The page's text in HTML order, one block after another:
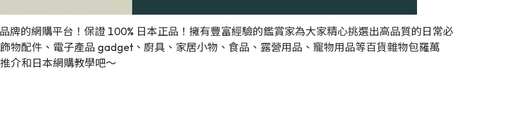
牌的網購平台！保證 100% 日本正品！擁有豐富經驗的鑑賞家為大家精心挑選出高品質的日常必
物配件、電子產品 gadget、廚具、家居小物、食品、露營用品、寵物用品等百貨雜物包羅萬
介和日本網購教學吧～